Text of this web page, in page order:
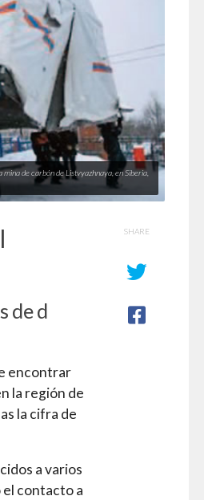
de carbón de Listvyazhnaya, en Siberia,
de d
encontrar
la región de
la cifra de
a varios
el contacto a
SHARE